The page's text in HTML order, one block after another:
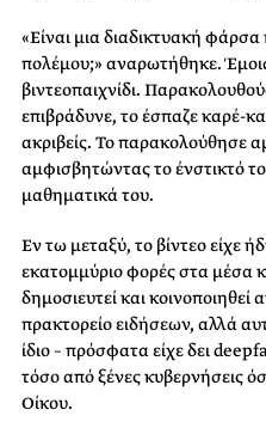
«Είναι μια διαδικτυακή
πολέμου;» αναρωτήθηκε.
βιντεοπαιχνίδι.
επιβράδυνε, το έσπαζε καρέ-
ακριβείς. Το παρακολούθησε
αμφισβητώντας το ένστικτό
μαθηματικά του.
Εν τω μεταξύ, το βίντεο είχε
εκατομμύριο φορές στα μέσα
δημοσιευτεί και κοινοποιηθεί
πρακτορείο ειδήσεων, αλλά
ίδιο – πρόσφατα είχε δει
τόσο από ξένες κυβερνήσεις
Οίκου.